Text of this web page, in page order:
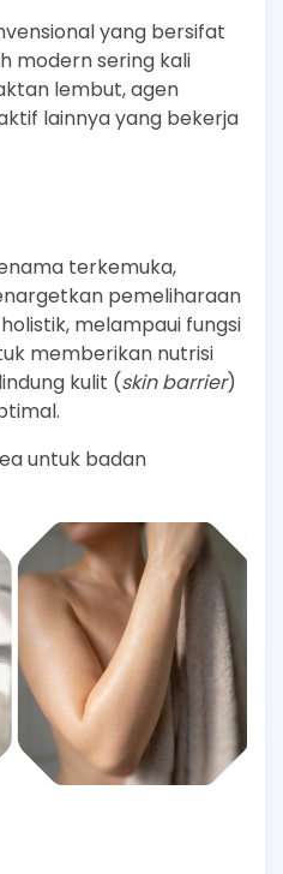
yang bersifat
modern sering kali
lembut, agen
lainnya yang bekerja
terkemuka,
pemeliharaan
melampaui fungsi
memberikan nutrisi
kulit (skin barrier)
untuk badan